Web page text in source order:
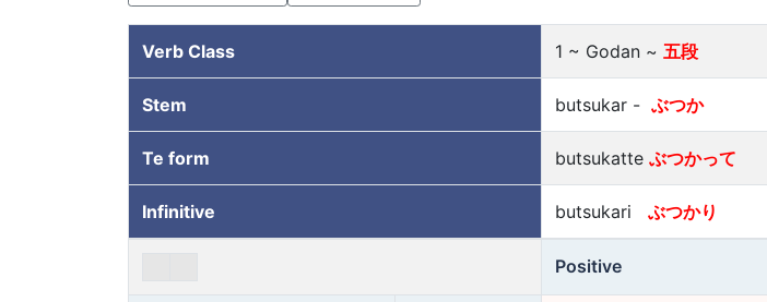
Verb Class 1 ~ Godan ~ 五段
Stem butsukar - ぶつか
Te form butsukatte ぶつかって
Infinitive butsukari ぶつかり
Positive